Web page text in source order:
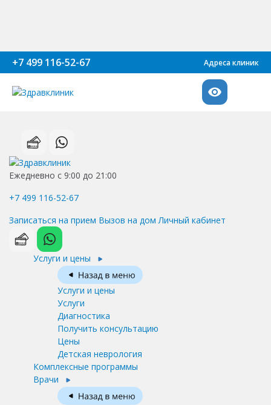
+7 499 116-52-67 Адреса клиник
Ежедневно с 9:00 до 21:00
+7 499 116-52-67
Записаться на прием Вызов на дом Личный кабинет
Услуги и цены
Услуги и цены
Услуги
Диагностика
Получить консультацию
Цены
Детская неврология
Комплексные программы
Врачи